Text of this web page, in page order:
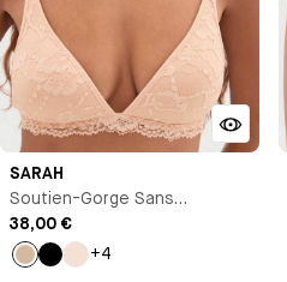
SARAH
Soutien-Gorge Sans
Armature
38,00 €
BeigeNoirMilk
+4